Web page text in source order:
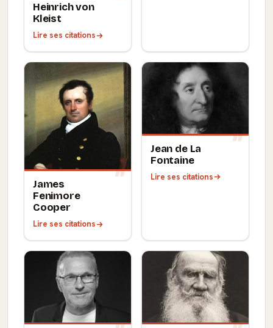
Heinrich von
Kleist
Lire ses citations
James
Fenimore
Cooper
Lire ses citations
Jean de La
Fontaine
Lire ses citations